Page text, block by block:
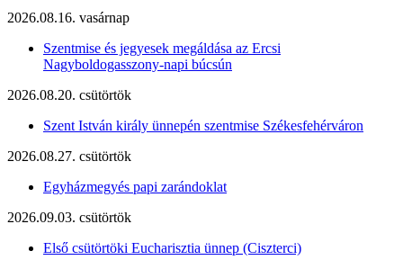
2026.08.16. vasárnap
Szentmise és jegyesek megáldása az Ercsi
Nagyboldogasszony-napi búcsún
2026.08.20. csütörtök
Szent István király ünnepén szentmise Székesfehérváron
2026.08.27. csütörtök
Egyházmegyés papi zarándoklat
2026.09.03. csütörtök
Első csütörtöki Eucharisztia ünnep (Ciszterci)